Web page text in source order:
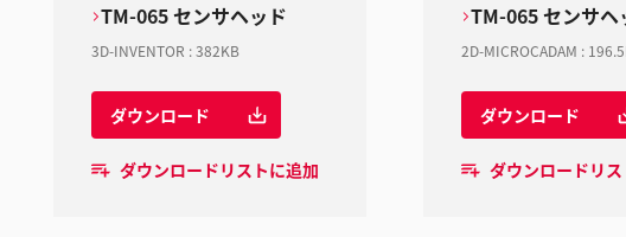
TM-065 センサヘッド
3D-INVENTOR :382KB
ダウンロード
ダウンロードリストに追加
TM-065 センサヘ
2D-MICROCADAM :
ダウンロード
ダウンロードリ